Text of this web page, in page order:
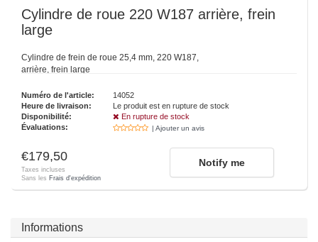
Cylindre de roue 220 W187 arrière, frein
large
Cylindre de frein de roue 25,4 mm, 220 W187,
arrière, frein large
Numéro de l'article:
14052
Heure de livraison:
Le produit est en rupture de stock
Disponibilité:
En rupture de stock
Évaluations:
| Ajouter un avis
€179,50
Taxes incluses
Sans les Frais d'expédition
Notify me
Informations